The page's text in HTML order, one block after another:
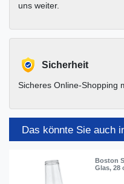
uns weiter.
Sicherheit
Sicheres Online-Shopping
Das könnte Sie auch
Boston
Glas, 28